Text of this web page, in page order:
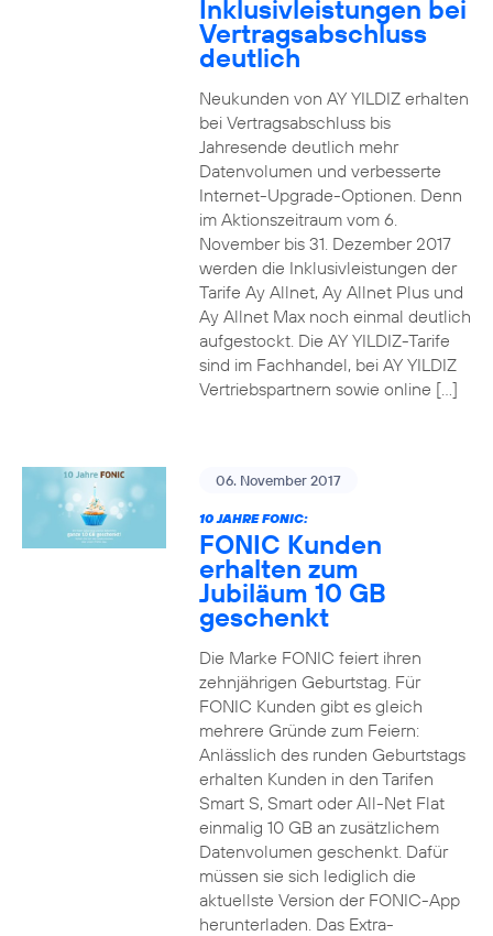
Inklusivleistungen bei
Vertragsabschluss
deutlich
Neukunden von AY YILDIZ erhalten
bei Vertragsabschluss bis
Jahresende deutlich mehr
Datenvolumen und verbesserte
Internet-Upgrade-Optionen. Denn
im Aktionszeitraum vom 6.
November bis 31. Dezember 2017
werden die Inklusivleistungen der
Tarife Ay Allnet, Ay Allnet Plus und
Ay Allnet Max noch einmal deutlich
aufgestockt. Die AY YILDIZ-Tarife
sind im Fachhandel, bei AY YILDIZ
Vertriebspartnern sowie online […]
06. November 2017
10 JAHRE FONIC:
FONIC Kunden
erhalten zum
Jubiläum 10 GB
geschenkt
Die Marke FONIC feiert ihren
zehnjährigen Geburtstag. Für
FONIC Kunden gibt es gleich
mehrere Gründe zum Feiern:
Anlässlich des runden Geburtstags
erhalten Kunden in den Tarifen
Smart S, Smart oder All-Net Flat
einmalig 10 GB an zusätzlichem
Datenvolumen geschenkt. Dafür
müssen sie sich lediglich die
aktuellste Version der FONIC-App
herunterladen. Das Extra-